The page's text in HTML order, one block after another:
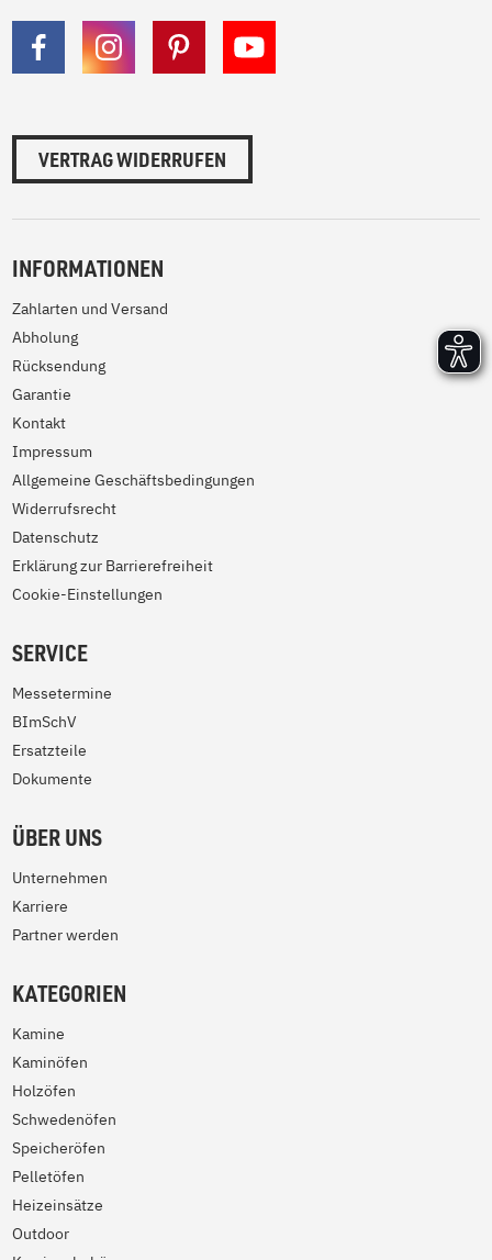
VERTRAG WIDERRUFEN
INFORMATIONEN
Zahlarten und Versand
Abholung
Rücksendung
Garantie
Kontakt
Impressum
Allgemeine Geschäftsbedingungen
Widerrufsrecht
Datenschutz
Erklärung zur Barrierefreiheit
Cookie-Einstellungen
SERVICE
Messetermine
BImSchV
Ersatzteile
Dokumente
ÜBER UNS
Unternehmen
Karriere
Partner werden
KATEGORIEN
Kamine
Kaminöfen
Holzöfen
Schwedenöfen
Speicheröfen
Pelletöfen
Heizeinsätze
Outdoor